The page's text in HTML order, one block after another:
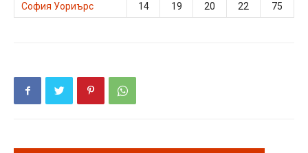
София Уориърс
14 19 20 22 75